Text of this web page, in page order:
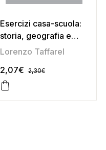
Esercizi casa-scuola:
storia, geografia e
cittadinanza 5
Lorenzo Taffarel
2,07€ 2,30€